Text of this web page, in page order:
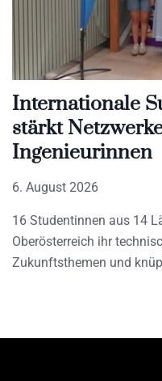
Internationale
stärkt
Ingenieurinnen
6. August 2026
16 Studentinnen aus 14
Oberösterreich ihr
Zukunftsthemen und